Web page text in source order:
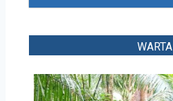
WARTA